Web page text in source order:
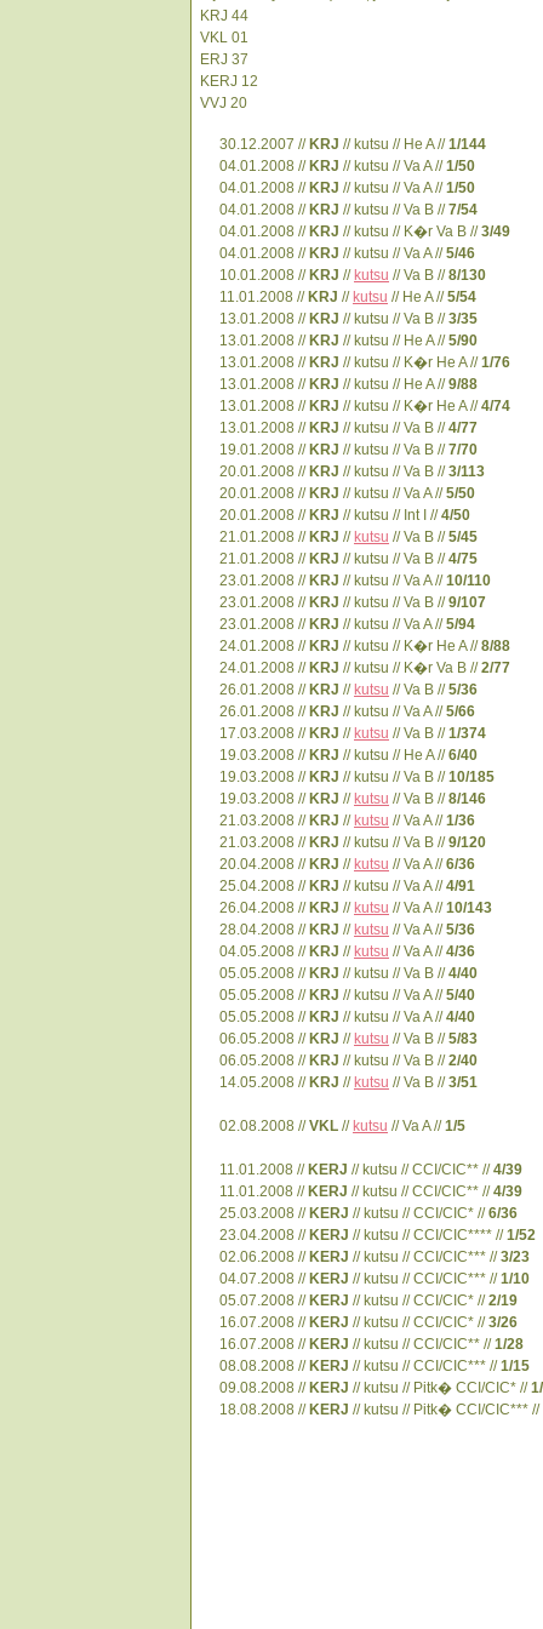
KRJ 44
VKL 01
ERJ 37
KERJ 12
VVJ 20
30.12.2007 // KRJ // kutsu // He A //1/144
04.01.2008 // KRJ // kutsu // Va A //1/50
04.01.2008 // KRJ // kutsu // Va A //1/50
04.01.2008 // KRJ // kutsu // Va B //7/54
04.01.2008 // KRJ // kutsu // K�r Va B //3/49
04.01.2008 // KRJ // kutsu // Va A //5/46
10.01.2008 // KRJ // kutsu // Va B //8/130
11.01.2008 // KRJ // kutsu // He A //5/54
13.01.2008 // KRJ // kutsu // Va B //3/35
13.01.2008 // KRJ // kutsu // He A //5/90
13.01.2008 // KRJ // kutsu // K�r He A //1/76
13.01.2008 // KRJ // kutsu // He A //9/88
13.01.2008 // KRJ // kutsu // K�r He A //4/74
13.01.2008 // KRJ // kutsu // Va B //4/77
19.01.2008 // KRJ // kutsu // Va B //7/70
20.01.2008 // KRJ // kutsu // Va B //3/113
20.01.2008 // KRJ // kutsu // Va A //5/50
20.01.2008 // KRJ // kutsu // Int I //4/50
21.01.2008 // KRJ // kutsu // Va B //5/45
21.01.2008 // KRJ // kutsu // Va B //4/75
23.01.2008 // KRJ // kutsu // Va A //10/110
23.01.2008 // KRJ // kutsu // Va B //9/107
23.01.2008 // KRJ // kutsu // Va A //5/94
24.01.2008 // KRJ // kutsu // K�r He A //8/88
24.01.2008 // KRJ // kutsu // K�r Va B //2/77
26.01.2008 // KRJ // kutsu // Va B //5/36
26.01.2008 // KRJ // kutsu // Va A //5/66
17.03.2008 // KRJ // kutsu // Va B //1/374
19.03.2008 // KRJ // kutsu // He A //6/40
19.03.2008 // KRJ // kutsu // Va B //10/185
19.03.2008 // KRJ // kutsu // Va B //8/146
21.03.2008 // KRJ // kutsu // Va A //1/36
21.03.2008 // KRJ // kutsu // Va B //9/120
20.04.2008 // KRJ // kutsu // Va A //6/36
25.04.2008 // KRJ // kutsu // Va A //4/91
26.04.2008 // KRJ // kutsu // Va A //10/143
28.04.2008 // KRJ // kutsu // Va A //5/36
04.05.2008 // KRJ // kutsu // Va A //4/36
05.05.2008 // KRJ // kutsu // Va B //4/40
05.05.2008 // KRJ // kutsu // Va A //5/40
05.05.2008 // KRJ // kutsu // Va A //4/40
06.05.2008 // KRJ // kutsu // Va B //5/83
06.05.2008 // KRJ // kutsu // Va B //2/40
14.05.2008 // KRJ // kutsu // Va B //3/51
02.08.2008 //VKL // kutsu // Va A //1/5
11.01.2008 // KERJ // kutsu // CCI/CIC** //4/39
11.01.2008 // KERJ // kutsu // CCI/CIC** //4/39
25.03.2008 // KERJ // kutsu // CCI/CIC* //6/36
23.04.2008 // KERJ // kutsu // CCI/CIC**** //1/52
02.06.2008 // KERJ // kutsu // CCI/CIC*** //3/23
04.07.2008 // KERJ // kutsu // CCI/CIC*** //1/10
05.07.2008 // KERJ // kutsu // CCI/CIC* //2/19
16.07.2008 // KERJ // kutsu // CCI/CIC* //3/26
16.07.2008 // KERJ // kutsu // CCI/CIC** //1/28
08.08.2008 // KERJ // kutsu // CCI/CIC*** //1/15
09.08.2008 // KERJ // kutsu // Pitk� CCI/CIC* //
18.08.2008 // KERJ // kutsu // Pitk� CCI/CIC*** //